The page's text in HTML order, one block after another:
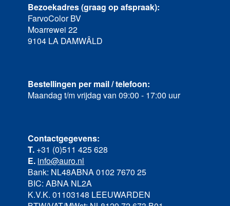
Bezoekadres (graag op afspraak):
FarvoColor BV
Moarrewei 22
9104 LA DAMWÂLD
Bestellingen per mail / telefoon:
Maandag t/m vrijdag van 09:00 - 17:00 uur
Contactgegevens:
T. +31 (0)511 425 628
E. info@auro.nl
Bank: NL48ABNA 0102 7670 25
BIC: ABNA NL2A
K.V.K. 01103148 LEEUWARDEN